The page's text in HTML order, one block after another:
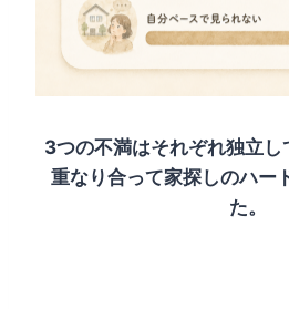
3つの不満はそれぞれ独立し
重なり合って家探しのハー
た。